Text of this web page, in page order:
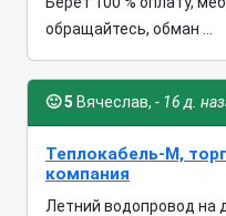
обращайтесь, обман ...
🙂5 Вячеслав, - 16 д.
Теплокабель-М,
компания
Летний водопровод на